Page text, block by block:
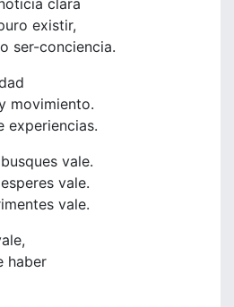
clara
existir,
ser-conciencia.
movimiento.
experiencias.
vale.
vale.
vale.
haber